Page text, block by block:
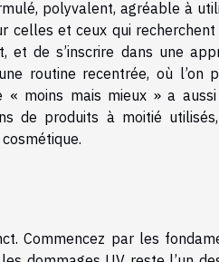
polyvalent, agréable à
celles et ceux qui
et de s’inscrire dans une
routine recentrée, où l’on
moins mais mieux » a
de produits à moitié
Commencez par les